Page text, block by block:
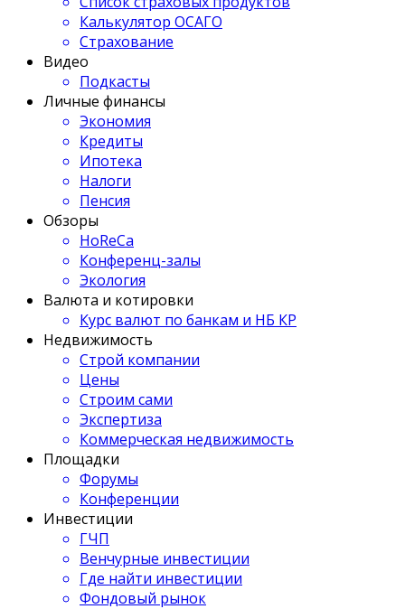
Калькулятор ОСАГО
Страхование
Видео
Подкасты
Личные финансы
Экономия
Кредиты
Ипотека
Налоги
Пенсия
Обзоры
HoReCa
Конференц-залы
Экология
Валюта и котировки
Курс валют по банкам и НБ КР
Недвижимость
Строй компании
Цены
Строим сами
Экспертиза
Коммерческая недвижимость
Площадки
Форумы
Конференции
Инвестиции
ГЧП
Венчурные инвестиции
Где найти инвестиции
Фондовый рынок